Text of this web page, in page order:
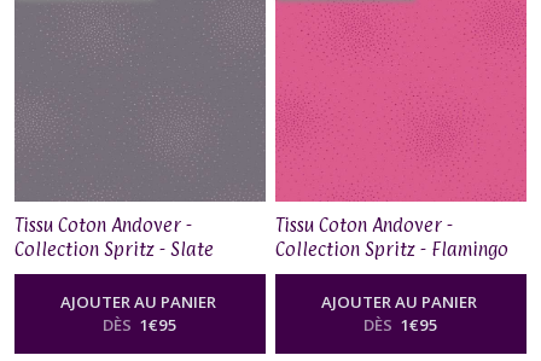
Tissu Coton Andover -
Collection Spritz - Slate
AJOUTER AU PANIER
DÈS 1€95
Tissu Coton Andover -
Collection Spritz - Flamingo
AJOUTER AU PANIER
DÈS 1€95